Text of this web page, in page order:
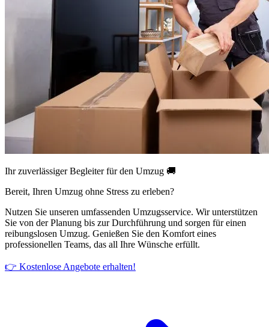
Ihr zuverlässiger Begleiter für den Umzug 🚚
Bereit, Ihren Umzug ohne Stress zu erleben?
Nutzen Sie unseren umfassenden Umzugsservice. Wir unterstützen
Sie von der Planung bis zur Durchführung und sorgen für einen
reibungslosen Umzug. Genießen Sie den Komfort eines
professionellen Teams, das all Ihre Wünsche erfüllt.
👉 Kostenlose Angebote erhalten!